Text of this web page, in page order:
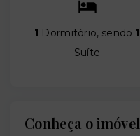
1 Dormitório, sendo 1
Suíte
Conheça o imóvel